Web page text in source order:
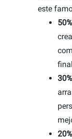
este